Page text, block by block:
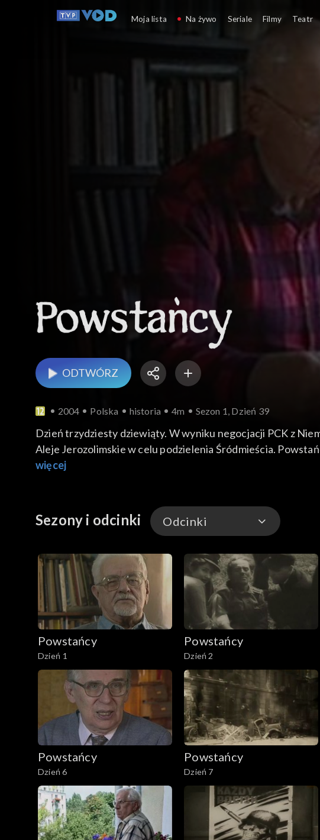
Powstańcy
ODTWÓRZ
2004 Polska historia 4m Sezon 1, Dzień 39
Dzień trzydziesty dziewiąty. W wyniku negocjacji PCK z
Aleje Jerozolimskie w celu podzielenia Śródmieścia.
więcej
Sezony i odcinki Odcinki
Odcinki
Powstańcy
Dzień 1
Powstańcy
Dzień 2
Powstańcy
Dzień 6
Powstańcy
Dzień 7
Moja lista Na żywo Seriale Filmy Teatr